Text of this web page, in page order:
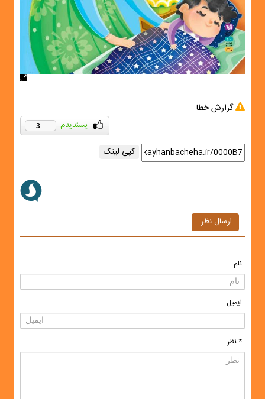
گزارش خطا
3
کپی لینک
ارسال نظر
نام
ایمیل
* نظر